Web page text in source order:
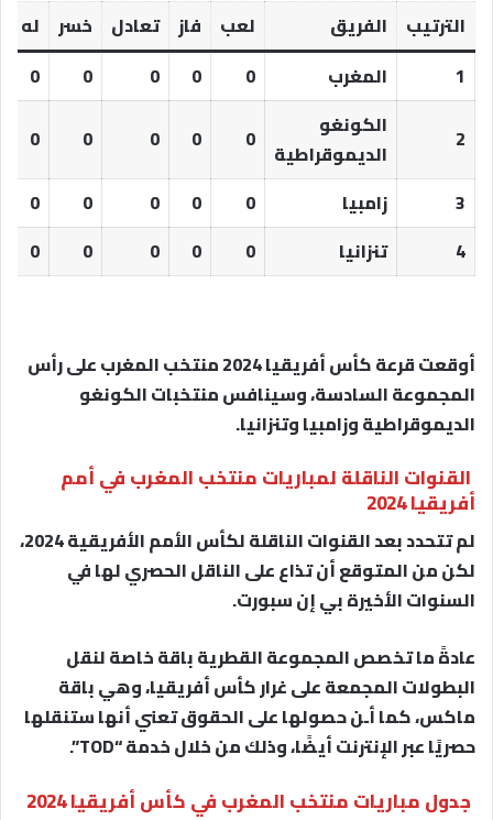
الترتيب الفريق لعب فاز تعادل خسر له
1
المغرب 0
0
0
0
0
2
الكونغو
الديموقراطية 0
0
0
0
0
3
زامبيا 0
0
0
0
0
4
تنزانيا 0
0
0
0
0
أوقعت قرعة كأس أفريقيا 2024 منتخب المغرب على رأس
المجموعة السادسة، وسينافس منتخبات الكونغو
الديموقراطية وزامبيا وتنزانيا.
القنوات الناقلة لمباريات منتخب المغرب في أمم
أفريقيا 2024
لم تتحدد بعد القنوات الناقلة لكأس الأمم الأفريقية 2024،
لكن من المتوقع أن تذاع على الناقل الحصري لها في
السنوات الأخيرة بي إن سبورت.
عادةً ما تخصص المجموعة القطرية باقة خاصة لنقل
البطولات المجمعة على غرار كأس أفريقيا، وهي باقة
ماكس، كما أـن حصولها على الحقوق تعني أنها ستنقلها
حصريًا عبر الإنترنت أيضًا، وذلك من خلال خدمة “TOD”.
جدول مباريات منتخب المغرب في كأس أفريقيا 2024